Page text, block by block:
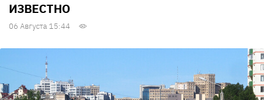
ИЗВЕСТНО
06 Августа 15:44